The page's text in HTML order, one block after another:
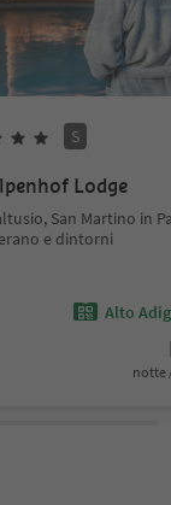
S
Lodge
San Martino in
e dintorni
Alto
notte